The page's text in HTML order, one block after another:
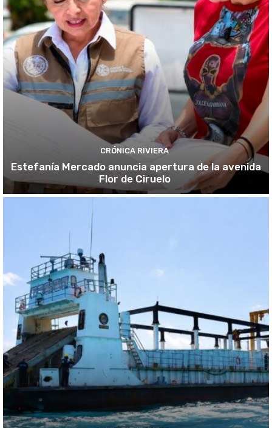
CRÓNICA RIVIERA
Estefanía Mercado anuncia apertura de la avenida
Flor de Ciruelo